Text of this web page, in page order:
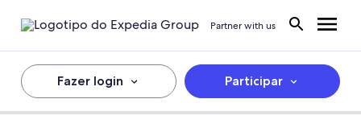
Partner with us
Fazer login Participar